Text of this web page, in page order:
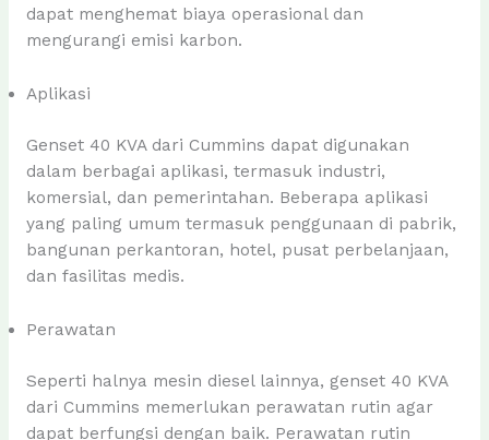
dapat menghemat biaya operasional dan
mengurangi emisi karbon.
Aplikasi
Genset 40 KVA dari Cummins dapat digunakan
dalam berbagai aplikasi, termasuk industri,
komersial, dan pemerintahan. Beberapa aplikasi
yang paling umum termasuk penggunaan di pabrik,
bangunan perkantoran, hotel, pusat perbelanjaan,
dan fasilitas medis.
Perawatan
Seperti halnya mesin diesel lainnya, genset 40 KVA
dari Cummins memerlukan perawatan rutin agar
dapat berfungsi dengan baik. Perawatan rutin